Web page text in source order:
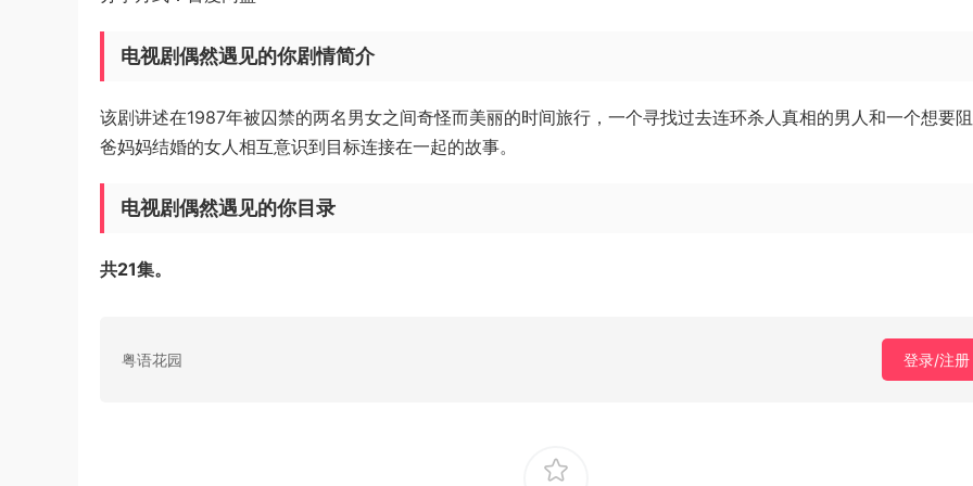
电视剧偶然遇见的你剧情简介
该剧讲述在1987年被囚禁的两名男女之间奇怪而美丽的时间旅行，一个寻找过去连环杀人真相的男人和一个想要
爸妈妈结婚的女人相互意识到目标连接在一起的故事。
电视剧偶然遇见的你目录
共21集。
粤语花园 登录/注册